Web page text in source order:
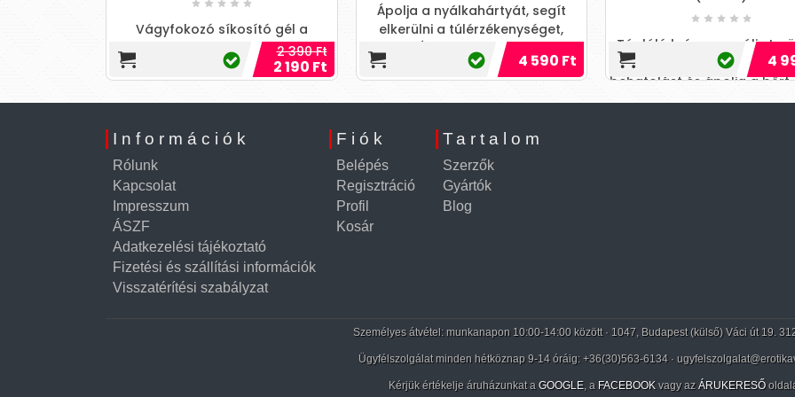
Vágyfokozó síkosító gél a
nagyobb szexuális libidóért!
2 390 Ft
2 190 Ft
Ápolja a nyálkahártyát, segít
elkerülni a túlérzékenységet,
ellazít. Észrevehető hatás, már
akár 15 másodperc elte4 590 Ft
Tápláló krém az anális
panthenollal. Megkönnyíti
behatolást és ápolja a bőrt
közösülés után. Az
4
Információk
Rólunk
Kapcsolat
Impresszum
ÁSZF
Adatkezelési tájékoztató
Fizetési és szállítási információk
Visszatérítési szabályzat
Fiók
Belépés
Regisztráció
Profil
Kosár
Tartalom
Szerzők
Gyártók
Blog
Személyes átvétel: munkanapon 10:00-14:00 között · 1047, Budapest (külső) Váci út 19.
Ügyfélszolgálat minden hétköznap 9-14 óráig: +36(30)563-6134 ·
Kérjük értékelje áruházunkat a GOOGLE, a FACEBOOK vagy az ÁRUKERESŐ